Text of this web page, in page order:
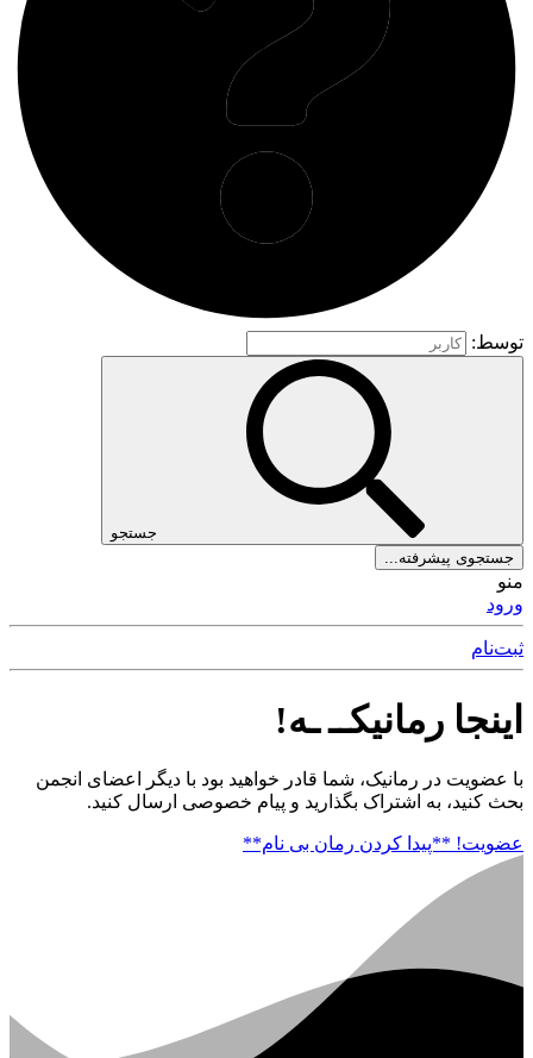
توسط:
جستجو
جستجوی پیشرفته...
منو
ورود
ثبت‌نام
اینجا رمانیکــ ـه!
با عضویت در رمانیک، شما قادر خواهید بود با دیگر اعضای انجمن
بحث کنید، به اشتراک بگذارید و پیام خصوصی ارسال کنید.
عضویت! **پیدا کردن رمان بی نام**